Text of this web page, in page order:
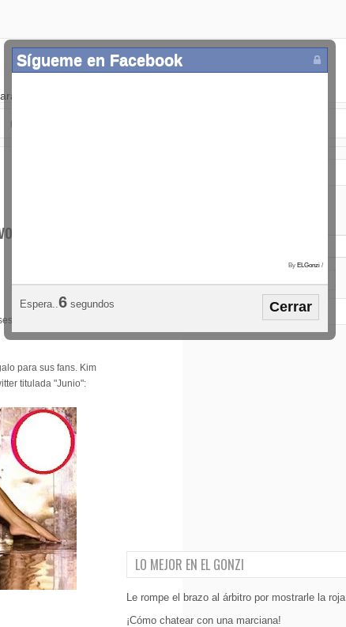
OTROS
de
para sus fans. Kim
titulada "Junio":
LO MEJOR EN EL GONZI
Le rompe el brazo al árbitro por mostrarle la roja
¡Cómo chatear con una marciana!
Sígueme en Facebook
By ELGonzi /
Espera..5 segundos Cerrar